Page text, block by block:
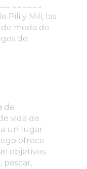
edades
Pili y Mili, las
moda de
de
de
vida de
un lugar
ofrece
objetivos
pescar,